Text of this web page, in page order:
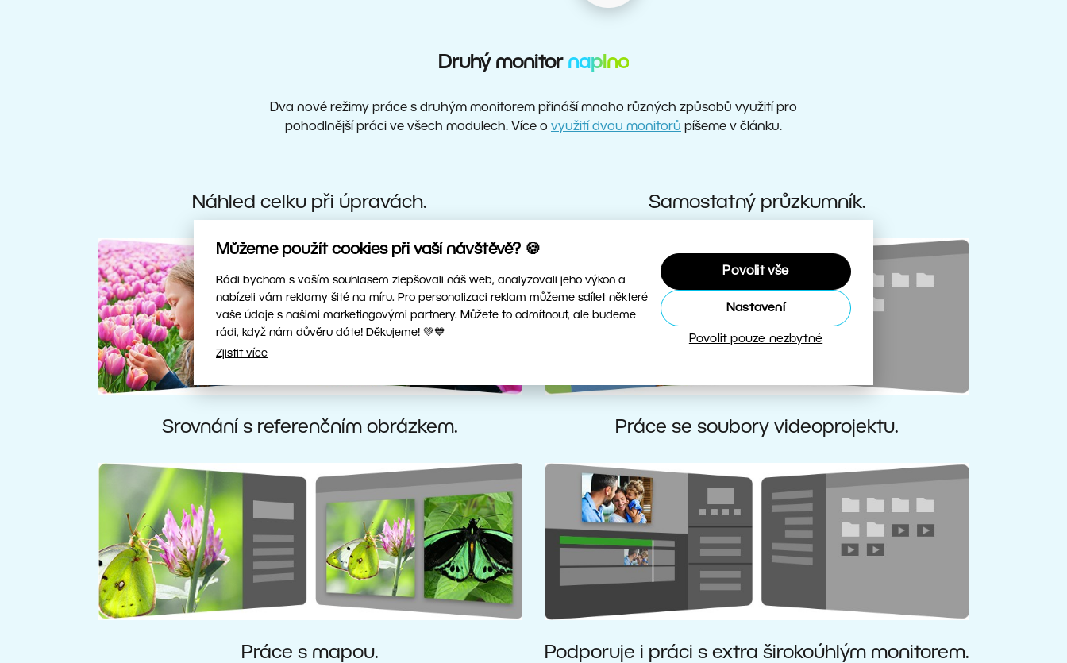
Můžeme použít cookies při vaší návštěvě? 🍪
Rádi bychom s vaším souhlasem zlepšovali náš web, analyzovali jeho výkon a
nabízeli vám reklamy šité na míru. Pro personalizaci reklam můžeme sdílet některé
vaše údaje s našimi marketingovými partnery. Můžete to odmítnout, ale budeme
rádi, když nám důvěru dáte! Děkujeme! 💚💙
Zjistit více
Povolit vše
Nastavení
Povolit pouze nezbytné
Druhý monitor naplno
Dva nové režimy práce s druhým monitorem přináší mnoho různých způsobů využití pro
pohodlnější práci ve všech modulech. Více o využití dvou monitorů píšeme v článku.
Náhled celku při úpravách.
Srovnání s referenčním obrázkem.
Práce s mapou.
Samostatný průzkumník.
Práce se soubory videoprojektu.
Podporuje i práci s extra širokoúhlým monitorem.